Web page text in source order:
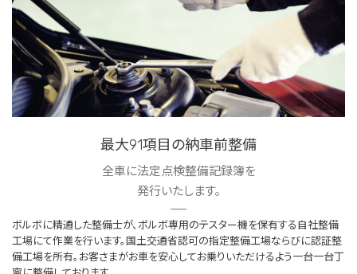
最大91項目の納車前整備
全車に法定点検整備記録簿を
発行いたします。
ボルボに精通した整備士が、ボルボ専用のテスター機を保有する自社整備
工場にて作業を行います。国土交通省認可の指定整備工場ならびに認証整
備工場を所有。お客さまがお車を安心してお乗りいただけるよう一台一台丁